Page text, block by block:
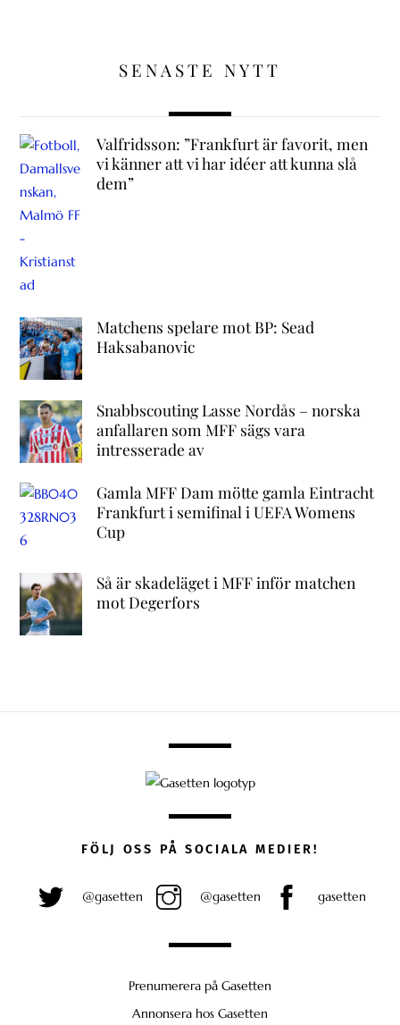
SENASTE NYTT
Valfridsson: ”Frankfurt är favorit, men
vi känner att vi har idéer att kunna slå
dem”
Matchens spelare mot BP: Sead
Haksabanovic
Snabbscouting Lasse Nordås – norska
anfallaren som MFF sägs vara
intresserade av
Gamla MFF Dam mötte gamla Eintracht
Frankfurt i semifinal i UEFA Womens
Cup
Så är skadeläget i MFF inför matchen
mot Degerfors
FÖLJ OSS PÅ SOCIALA MEDIER!
@gasetten @gasetten gasetten
Prenumerera på Gasetten
Annonsera hos Gasetten